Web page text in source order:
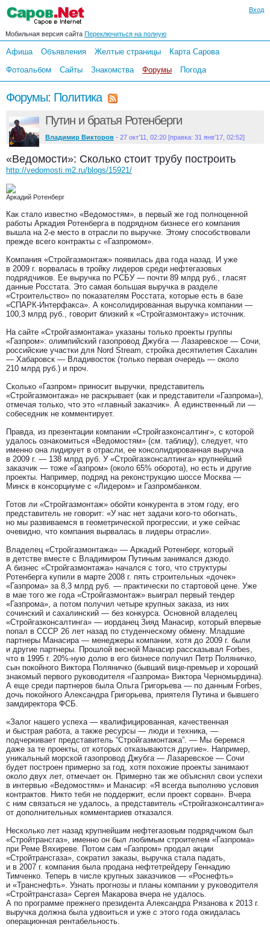
Вход
Мобильная версия сайта Переключиться на полную
Афиша Объявления Желтые страницы
Карта Сарова
Фотоальбом
Сайты Знакомства Форумы Погода
Форумы: Политика
Путин и братья Ротенберги
Владимир Викторов - 27 окт’11, 02:20 [правка: 31 янв’17, 02:52]
«Ведомости»: Сколько стоит трубу построить
http://vedomosti.m2.ru/blogs/15921/
Аркадий Ротенберг
Как стало известно «Ведомостям», в первый же год полноценной
работы Аркадия Ротенберга в подрядном бизнесе его компания
вышла на 2-е место в отрасли по выручке. Этому способствовали
прежде всего контракты с «Газпромом».
Компания «Стройгазмонтаж» появилась два года назад. И уже
в 2009 г. ворвалась в тройку лидеров среди нефтегазовых
подрядчиков. Ее выручка по РСБУ — почти 89 млрд руб., гласят
данные Росстата. Это самая большая выручка в разделе
«Строительство» по показателям Росстата, которые есть в базе
«СПАРК-Интерфакса». А консолидированная выручка компании —
100,3 млрд руб., говорит близкий к «Стройгазмонтажу» источник.
На сайте «Стройгазмонтажа» указаны только проекты группы
«Газпром»: олимпийский газопровод Джубга — Лазаревское — Сочи,
российские участки для Nord Stream, стройка десятилетия Сахалин
— Хабаровск — Владивосток (только первая очередь — около
210 млрд руб.) и проч.
Сколько «Газпром» приносит выручки, представитель
«Стройгазмонтажа» не раскрывает (как и представители «Газпрома»),
отмечая только, что это «главный заказчик». А единственный ли —
собеседник не комментирует.
Правда, из презентации компании «Стройгазконсалтинг», с которой
удалось ознакомиться «Ведомостям» (см. таблицу), следует, что
именно она лидирует в отрасли, ее консолидированная выручка
в 2009 г. — 138 млрд руб. У «Стройгазконсалтинга» крупнейший
заказчик — тоже «Газпром» (около 65% оборота), но есть и другие
проекты. Например, подряд на реконструкцию шоссе Москва —
Минск в консорциуме с «Лидером» и Газпромбанком.
Готов ли «Стройгазмонтаж» обойти конкурента в этом году, его
представитель не говорит: «У нас нет задачи кого-то обогнать,
но мы развиваемся в геометрической прогрессии, и уже сейчас
очевидно, что компания вырвалась в лидеры отрасли».
Владелец «Стройгазмонтажа» — Аркадий Ротенберг, который
в детстве вместе с Владимиром Путиным занимался дзюдо.
А бизнес «Стройгазмонтажа» начался с того, что структуры
Ротенберга купили в марте 2008 г. пять строительных «дочек»
«Газпрома» за 8,3 млрд руб. — практически по стартовой цене. Уже
в мае того же года «Стройгазмонтаж» выиграл первый тендер
«Газпрома», а потом получил четыре крупных заказа, из них
сочинский и сахалинский — без конкурса. Основной владелец
«Стройгазконсалтинга» — иорданец Зияд Манасир, который впервые
попал в СССР 26 лет назад по студенческому обмену. Младшие
партнеры Манасира — менеджеры компании, хотя до 2009 г. были
и другие партнеры. Прошлой весной Манасир рассказывал Forbes,
что в 1995 г. 20%-ную долю в его бизнесе получил Петр Поляничко,
сын покойного Виктора Поляничко (бывший вице-премьер и хороший
знакомый первого руководителя «Газпрома» Виктора Черномырдина).
А еще среди партнеров была Ольга Григорьева — по данным Forbes,
дочь покойного Александра Григорьева, приятеля Путина и бывшего
замдиректора ФСБ.
«Залог нашего успеха — квалифицированная, качественная
и быстрая работа, а также ресурсы — люди и техника, —
подчеркивает представитель “Стройгазмонтажа”. — Мы беремся
даже за те проекты, от которых отказываются другие». Например,
уникальный морской газопровод Джубга — Лазаревское — Сочи
будет построен примерно за год, хотя похожие проекты занимают
около двух лет, отмечает он. Примерно так же объяснял свои успехи
в интервью «Ведомостям» и Манасир: «Я всегда выполняю условия
контрактов. Никто тебя не поддержит, если проект сорван». Вчера
с ним связаться не удалось, а представитель «Стройгазконсалтинга»
от дополнительных комментариев отказался.
Несколько лет назад крупнейшим нефтегазовым подрядчиком был
«Стройтрансгаз», именно он был любимым строителем «Газпрома»
при Реме Вяхиреве. Потом сам «Газпром» продал акции
«Стройтрансгаза», сократил заказы, выручка стала падать,
и в 2007 г. компания была продана нефтетрейдеру Геннадию
Тимченко. Теперь в числе крупных заказчиков — «Роснефть»
и «Транснефть». Узнать прогнозы и планы компании у руководителя
«Стройтрансгаза» Сергея Макарова вчера не удалось.
А по программе прежнего президента Александра Рязанова к 2013 г.
выручка должна была удвоиться и уже с этого года ожидалась
операционная рентабельность.